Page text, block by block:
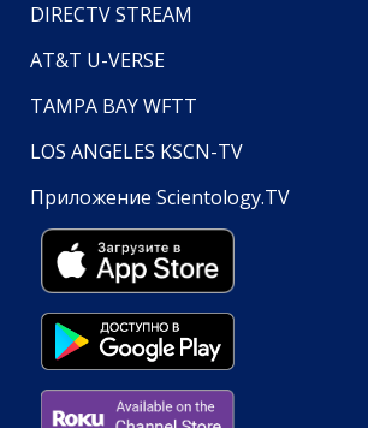
DIRECTV STREAM
AT&T U-VERSE
TAMPA BAY WFTT
LOS ANGELES KSCN-TV
Приложение Scientology.TV